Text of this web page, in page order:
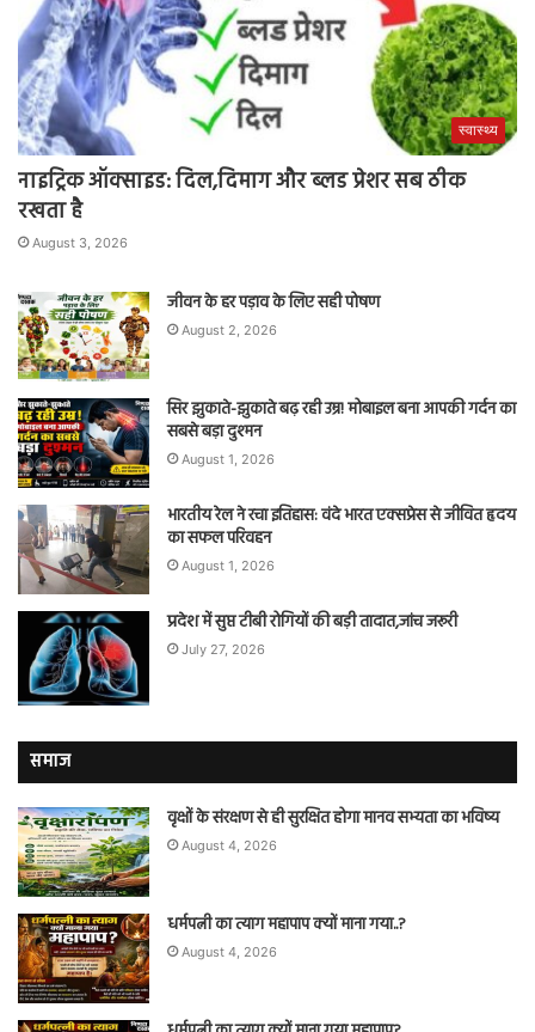
स्वास्थ्य
नाइट्रिक ऑक्साइड: दिल,दिमाग और ब्लड प्रेशर सब ठीक
रखता है
August 3, 2026
जीवन के हर पड़ाव के लिए सही पोषण
August 2, 2026
सिर झुकाते-झुकाते बढ़ रही उम्र! मोबाइल बना आपकी गर्दन का
सबसे बड़ा दुश्मन
August 1, 2026
भारतीय रेल ने रचा इतिहास: वंदे भारत एक्सप्रेस से जीवित हृदय
का सफल परिवहन
August 1, 2026
प्रदेश में सुप्त टीबी रोगियों की बड़ी तादात,जांच जरूरी
July 27, 2026
समाज
वृक्षों के संरक्षण से ही सुरक्षित होगा मानव सभ्यता का भविष्य
August 4, 2026
धर्मपत्नी का त्याग महापाप क्यों माना गया..?
August 4, 2026